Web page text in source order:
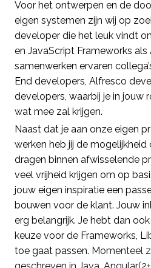
Voor het ontwerpen en de
eigen systemen zijn wij op
developer die het leuk vindt
en JavaScript Frameworks als
samenwerken ervaren
End developers, Alfresco
developers, waarbij je in jouw
wat mee zal krijgen.
Naast dat je aan onze eigen
werken heb jij de
dragen binnen afwisselende
veel vrijheid krijgen om op
jouw eigen inspiratie een
bouwen voor de klant. Jouw
erg belangrijk. Je hebt dan
keuze voor de Frameworks,
toe gaat passen. Momenteel